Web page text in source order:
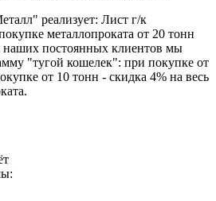
реализует: Лист г/к
металлопроката от 20 тонн
наших постоянных клиентов мы
"тугой кошелек": при покупке от
от 10 тонн - скидка 4% на весь